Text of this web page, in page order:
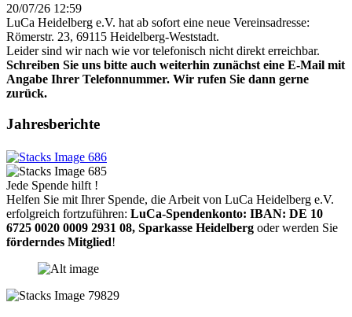
20/07/26 12:59
LuCa Heidelberg e.V. hat ab sofort eine neue Vereinsadresse:
Römerstr. 23, 69115 Heidelberg-Weststadt.
Leider sind wir nach wie vor telefonisch nicht direkt erreichbar.
Schreiben Sie uns bitte auch weiterhin zunächst eine E-Mail mit
Angabe Ihrer Telefonnummer. Wir rufen Sie dann gerne
zurück.
Jahresberichte
Jede Spende hilft !
Helfen Sie mit Ihrer Spende, die Arbeit von LuCa Heidelberg e.V.
erfolgreich fortzuführen: LuCa-Spendenkonto: IBAN: DE 10
6725 0020 0009 2931 08, Sparkasse Heidelberg oder werden Sie
förderndes Mitglied!